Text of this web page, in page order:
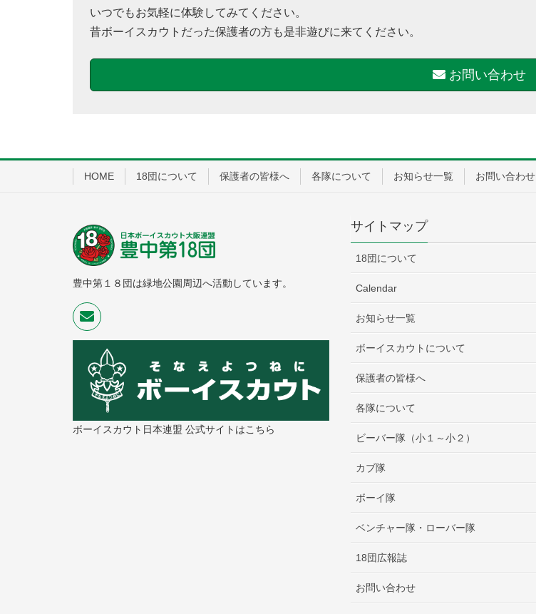
いつでもお気軽に体験してみてください。
昔ボーイスカウトだった保護者の方も是非遊びに来てください。
お問い合わせ
HOME 18団について 保護者の皆様へ 各隊について お知らせ一覧 お問い合わせ
豊中第１８団は緑地公園周辺へ活動しています。
ボーイスカウト日本連盟 公式サイトはこちら
サイトマップ
18団について
Calendar
お知らせ一覧
ボーイスカウトについて
保護者の皆様へ
各隊について
ビーバー隊（小１～小２）
カブ隊
ボーイ隊
ベンチャー隊・ローバー隊
18団広報誌
お問い合わせ